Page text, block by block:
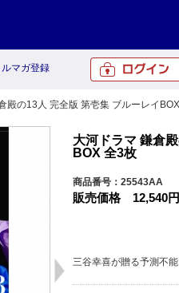
ルマガ登録
殿の13人 完全版 第壱集 ブルーレイ
大河ドラマ 鎌倉
BOX 全3枚
商品番号：25543AA
販売価格 12,540円
三谷幸喜が贈る予測不